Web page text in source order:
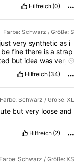
Hilfreich (0)
Farbe: Schwarz / Größe: S
just very synthetic as i
befinethere isastrap
but ideawasvery
Hilfreich (34)
Farbe: Schwarz / Größe: XL
butvery looseand
Hilfreich (2)
Farbe: Schwarz / Größe: XS